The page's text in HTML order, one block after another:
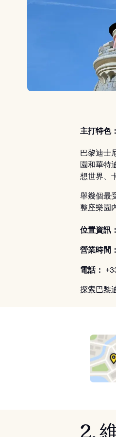
主打特色
巴黎迪士
園和華特
想世界、
舉幾個最
整座樂園
位置資訊
營業時間
電話：
探索巴黎